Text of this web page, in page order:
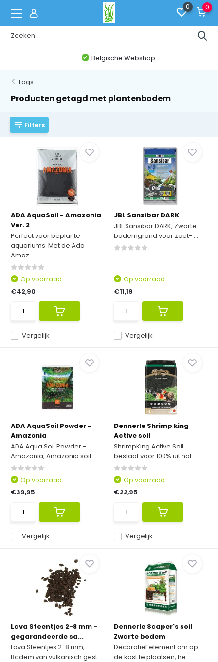
0 0
Belgische Webshop
Tags
Producten getagd met plantenbodem
Filters
ADA AquaSoil - Amazonia
Ver. 2
Perfect voor beplante
aquariums. Met de Ada
Amaz...
Vergelijk
Op voorraad
€42,90
JBL Sansibar DARK
JBL Sansibar DARK, Zwarte
bodemgrond voor zoet- ...
Vergelijk
Op voorraad
€11,19
ADA AquaSoil Powder -
Amazonia
ADA Aqua Soil Powder -
Amazonia, Amazonia soil...
Vergelijk
Op voorraad
€39,95
Dennerle Shrimp king
Active soil
ShrimpKing Active Soil
bestaat voor 100% uit nat...
Vergelijk
Op voorraad
€22,95
Lava Steentjes 2-8 mm -
gegarandeerde sa...
Lava Steentjes 2-8 mm,
Bodem van vulkanisch gest...
Dennerle Scaper's soil
Zwarte bodem
Decoratief element om op
de kast te plaatsen, he...